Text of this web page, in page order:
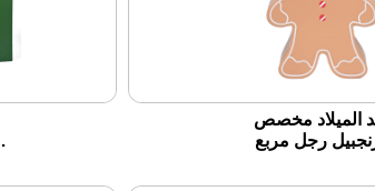
الميلاد مخصص
رجل مربع
خفيفة